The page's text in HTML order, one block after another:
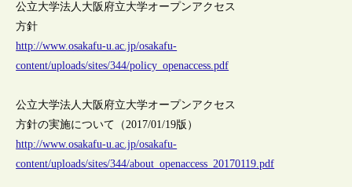
公立大学法人大阪府立大学オープンアクセス
方針
http://www.osakafu-u.ac.jp/osakafu-
content/uploads/sites/344/policy_openaccess.pdf
公立大学法人大阪府立大学オープンアクセス
方針の実施について（2017/01/19版）
http://www.osakafu-u.ac.jp/osakafu-
content/uploads/sites/344/about_openaccess_20170119.pdf